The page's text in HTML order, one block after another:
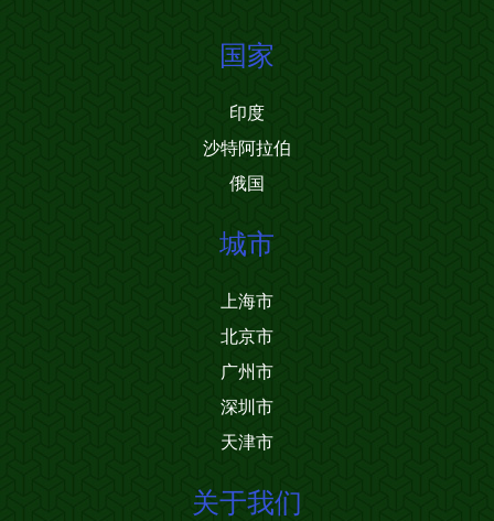
国家
印度
沙特阿拉伯
俄国
城市
上海市
北京市
广州市
深圳市
天津市
关于我们